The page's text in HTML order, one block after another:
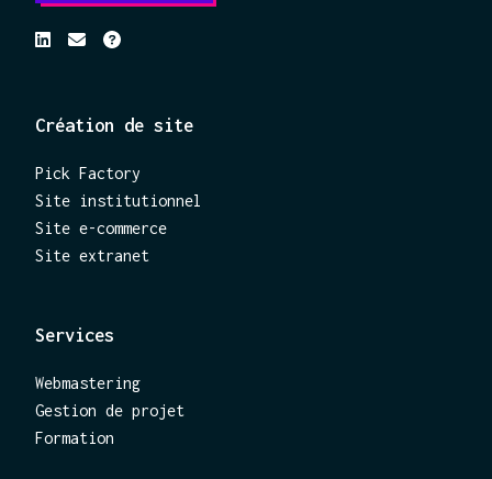
Création de site
Pick Factory
Site institutionnel
Site e-commerce
Site extranet
Services
Webmastering
Gestion de projet
Formation